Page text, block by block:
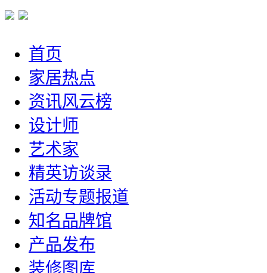
首页
家居热点
资讯风云榜
设计师
艺术家
精英访谈录
活动专题报道
知名品牌馆
产品发布
装修图库